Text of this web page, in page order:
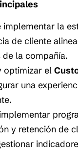
implementar la
de cliente
la compañía.
optimizar el
una
y retención de